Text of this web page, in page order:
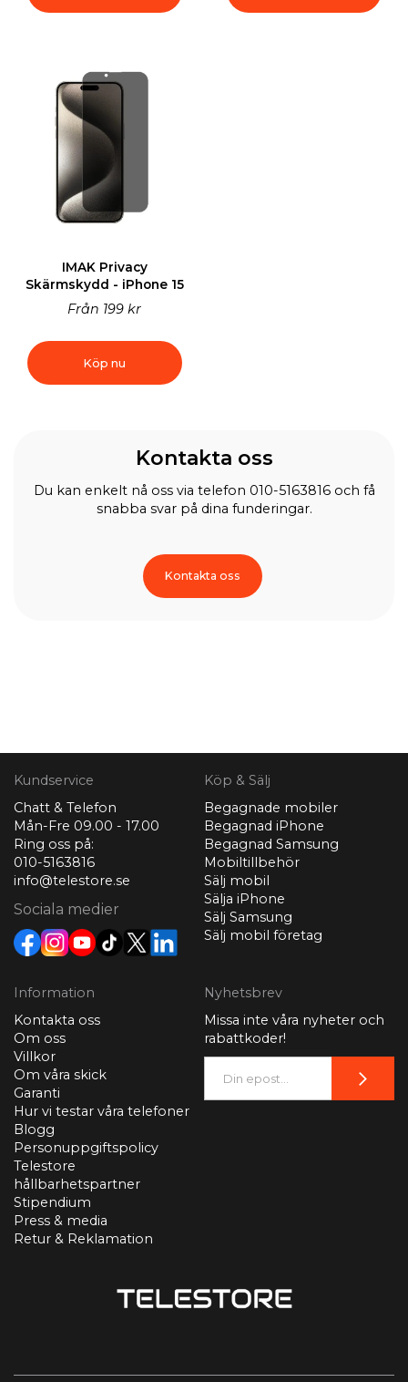
IMAK Privacy
Skärmskydd - iPhone 15
Från 199 kr
Köp nu
Kontakta oss
Du kan enkelt nå oss via telefon 010-5163816 och få
snabba svar på dina funderingar.
Kontakta oss
Kundservice
Chatt & Telefon
Mån-Fre 09.00 - 17.00
Ring oss på:
010-5163816
info@telestore.se
Sociala medier
Köp & Sälj
Begagnade mobiler
Begagnad iPhone
Begagnad Samsung
Mobiltillbehör
Sälj mobil
Sälja iPhone
Sälj Samsung
Sälj mobil företag
Information
Kontakta oss
Om oss
Villkor
Om våra skick
Garanti
Hur vi testar våra telefoner
Blogg
Personuppgiftspolicy
Telestore
hållbarhetspartner
Stipendium
Press & media
Retur & Reklamation
Nyhetsbrev
Missa inte våra nyheter och
rabattkoder!